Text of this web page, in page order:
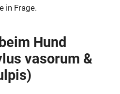
in Fra­ge.
Hund
vasorum &